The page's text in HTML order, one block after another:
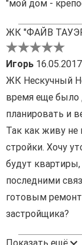
"мой дом -
ЖК "ФАЙВ
Игорь 16.05.2017
ЖК Нескучный
время еще было
планировать и
Так как живу
стройки. Хочу
будут
последними
готовым
застройщика?